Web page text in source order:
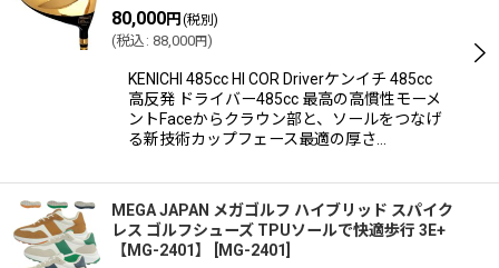
80,000円 (税別)
(税込 : 88,000円)
KENICHI 485cc HI COR Driverケンイチ 485cc
高反発 ドライバー485cc 最高の高慣性モーメ
ントFaceからクラウン部と、ソールをつなげ
る新技術カップフェース最適の厚さ…
MEGA JAPAN メガゴルフ ハイブリッド スパイク
レス ゴルフシューズ TPUソールで快適歩行 3E+
【MG-2401】
MG-2401